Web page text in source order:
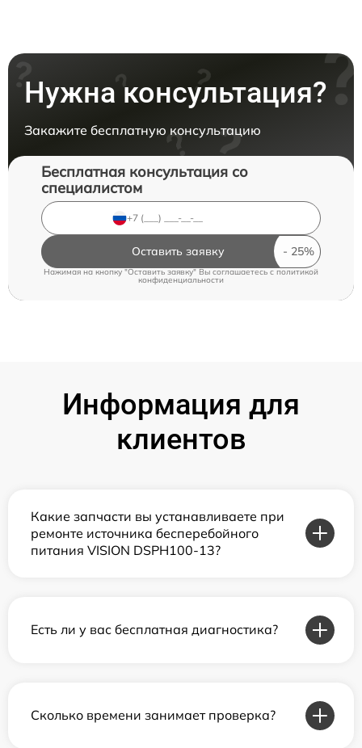
Нужна консультация?
Закажите бесплатную консультацию
Бесплатная консультация со
специалистом
Оставить заявку
Нажимая на кнопку "Оставить заявку" Вы соглашаетесь cполитикой
конфиденциальности
Информация для
клиентов
Какие запчасти вы устанавливаете при
ремонте источника бесперебойного
питания VISION DSPH100-13?
Есть ли у вас бесплатная диагностика?
Сколько времени занимает проверка?